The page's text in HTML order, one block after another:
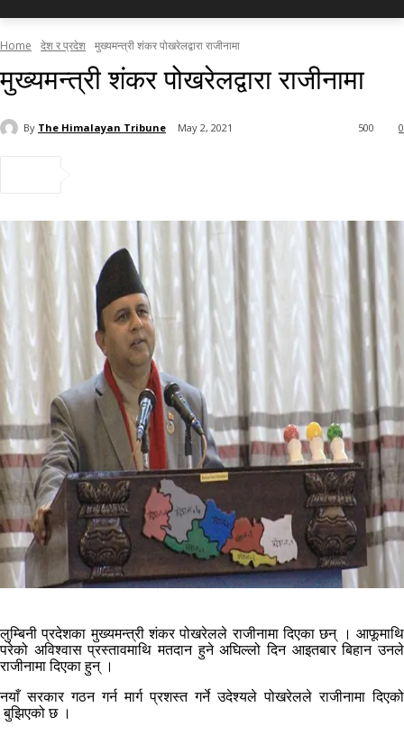
Home देश र प्रदेश मुख्यमन्त्री शंकर पोखरेलद्वारा राजीनामा
मुख्यमन्त्री शंकर पोखरेलद्वारा राजीनामा
By The Himalayan Tribune May 2, 2021 0
500
लुम्बिनी प्रदेशका मुख्यमन्त्री शंकर पोखरेलले राजीनामा दिएका छन् । आफूमाथि
परेको अविश्वास प्रस्तावमाथि मतदान हुने अघिल्लो दिन आइतबार बिहान उनले
राजीनामा दिएका हुन् ।
नयाँ सरकार गठन गर्न मार्ग प्रशस्त गर्ने उदेश्यले पोखरेलले राजीनामा दिएको
बुझिएको छ ।